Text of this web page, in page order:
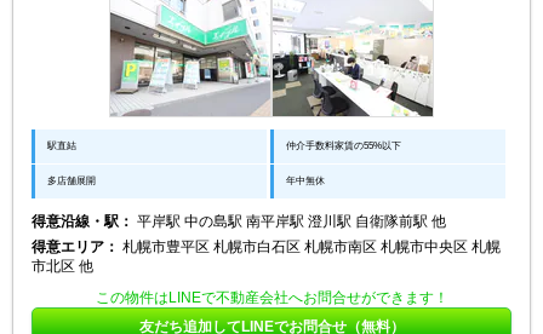
駅直結 仲介手数料家賃の55%以下
多店舗展開 年中無休
得意沿線・駅： 平岸駅 中の島駅 南平岸駅 澄川駅 自衛隊前駅 他
得意エリア： 札幌市豊平区 札幌市白石区 札幌市南区 札幌市中央区 札幌
市北区 他
この物件はLINEで不動産会社へお問合せができます！
友だち追加してLINEでお問合せ（無料）